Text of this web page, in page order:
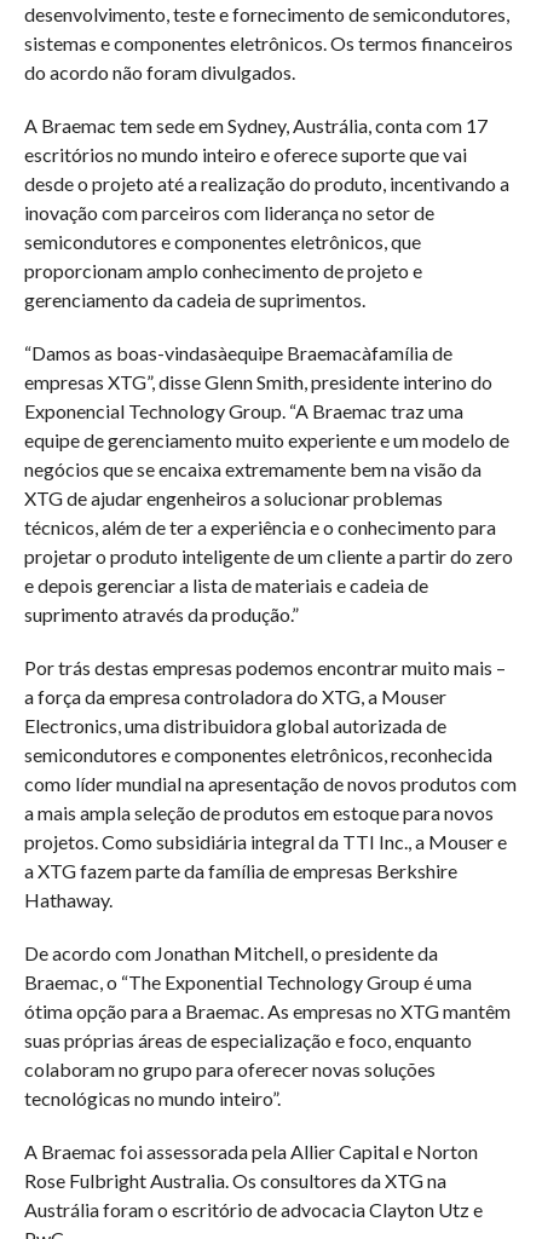
desenvolvimento, teste e fornecimento de semicondutores,
sistemas e componentes eletrônicos. Os termos financeiros
do acordo não foram divulgados.
A Braemac tem sede em Sydney, Austrália, conta com 17
escritórios no mundo inteiro e oferece suporte que vai
desde o projeto até a realização do produto, incentivando a
inovação com parceiros com liderança no setor de
semicondutores e componentes eletrônicos, que
proporcionam amplo conhecimento de projeto e
gerenciamento da cadeia de suprimentos.
“Damos as boas-vindasàequipe Braemacàfamília de
empresas XTG”, disse Glenn Smith, presidente interino do
Exponencial Technology Group. “A Braemac traz uma
equipe de gerenciamento muito experiente e um modelo de
negócios que se encaixa extremamente bem na visão da
XTG de ajudar engenheiros a solucionar problemas
técnicos, além de ter a experiência e o conhecimento para
projetar o produto inteligente de um cliente a partir do zero
e depois gerenciar a lista de materiais e cadeia de
suprimento através da produção.”
Por trás destas empresas podemos encontrar muito mais –
a força da empresa controladora do XTG, a Mouser
Electronics, uma distribuidora global autorizada de
semicondutores e componentes eletrônicos, reconhecida
como líder mundial na apresentação de novos produtos com
a mais ampla seleção de produtos em estoque para novos
projetos. Como subsidiária integral da TTI Inc., a Mouser e
a XTG fazem parte da família de empresas Berkshire
Hathaway.
De acordo com Jonathan Mitchell, o presidente da
Braemac, o “The Exponential Technology Group é uma
ótima opção para a Braemac. As empresas no XTG mantêm
suas próprias áreas de especialização e foco, enquanto
colaboram no grupo para oferecer novas soluções
tecnológicas no mundo inteiro”.
A Braemac foi assessorada pela Allier Capital e Norton
Rose Fulbright Australia. Os consultores da XTG na
Austrália foram o escritório de advocacia Clayton Utz e